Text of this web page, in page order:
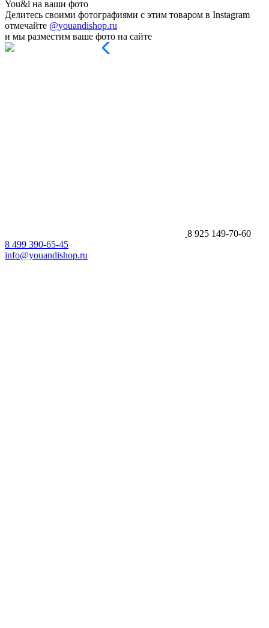
You&i на ваши фото
Делитесь своими фотографиями с этим товаром в Instagram
отмечайте @youandishop.ru
и мы разместим ваше фото на сайте
8 925 149-70-60
8 499 390-65-45
info@youandishop.ru